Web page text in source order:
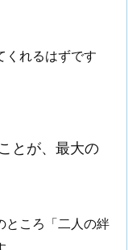
くれるはずです
とが、最大の
ところ「二人の絆